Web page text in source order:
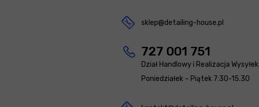
sklep@detailing-house.pl
727 001 751
Dział Handlowy i Realizacja Wysyłek
Poniedziałek – Piątek 7:30-15.30